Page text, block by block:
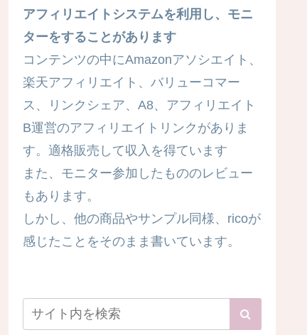
アフィリエイトシステムを利用し、モニ
ターをすることがあります
コンテンツの中にAmazonアソシエイト、
楽天アフィリエイト、バリューコマー
ス、リンクシェア、A8、アフィリエイト
B運営のアフィリエイトリンクがありま
す。適格販売して収入を得ています
また、モニター参加したもののレビュー
もあります。
しかし、他の商品やサンプル同様、ricoが
感じたことをそのまま書いています。